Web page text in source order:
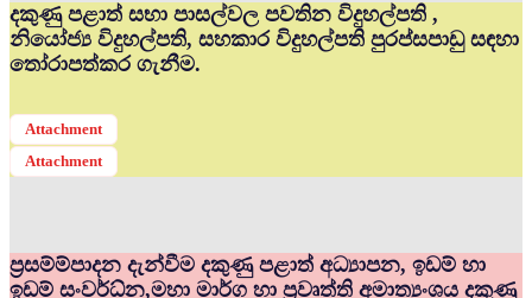
දකුණු පළාත් සභා පාසල්වල පවතින විදුහල්පති ,
නියෝජ්‍ය විදුහල්පති, සහකාර විදුහල්පති පුරප්සපාඩු සඳහා
තෝරාපත්කර ගැනීම.
Attachment
Attachment
ප්‍රසම්ම්පාදන දැන්වීම දකුණු පළාත් අධ්‍යාපන, ඉඩම් හා
ඉඩම් සංවර්ධ්‍න,මහා මාර්ග හා ප්‍රවෘත්ති අමාත්‍යංශය දකුණු